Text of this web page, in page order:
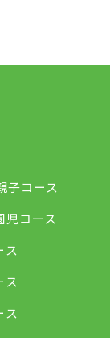
子コース
児コース
ス
ス
ス